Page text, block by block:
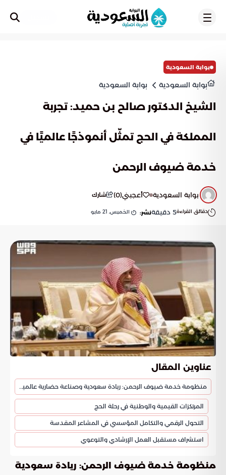
بوابة السعودية
بوابة السعودية بوابة السعودية
الشيخ الدكتور صالح بن حميد: تجربة
المملكة في الحج تمثّل أنموذجًا عالميًا في
خدمة ضيوف الرحمن
بوابة السعودية أعجبني(
0
) شارك
دقائق القراءة5 دقيقةنشر: الخميس, 21 مايو
عناوين المقال
منظومة خدمة ضيوف الرحمن: ريادة سعودية وصناعة حضارية عالمية
المرتكزات القيمية والوطنية في رحلة الحج
التحول الرقمي والتكامل المؤسسي في المشاعر المقدسة
استشراف مستقبل العمل الإرشادي والتوعوي
منظومة خدمة ضيوف الرحمن: ريادة سعودية